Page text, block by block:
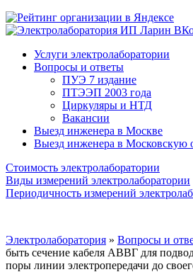
Услуги электролаборатории
Вопросы и ответы
ПУЭ 7 издание
ПТЭЭП 2003 года
Циркуляры и НТД
Вакансии
Выезд инженера в Москве
Выезд инженера в Московскую
Стоимость электролаборатории
Виды измерений электролаборатории
Периодичность измерений
Электролаборатория » Вопросы и
быть сечение кабеля АВВГ для
поры линии электропередачи до